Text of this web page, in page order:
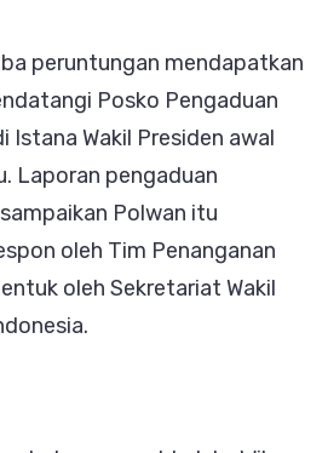
peruntungan mendapatkan
Posko Pengaduan
Istana Wakil Presiden awal
Laporan pengaduan
Polwan itu
oleh Tim Penanganan
oleh Sekretariat Wakil